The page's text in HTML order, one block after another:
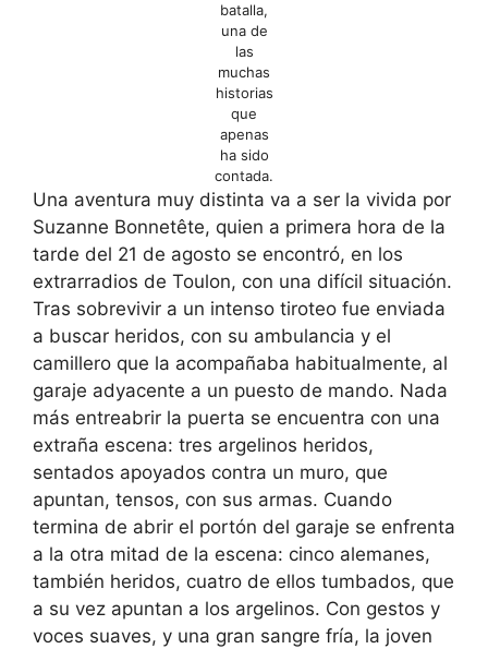
batalla,
una de
las
muchas
historias
que
apenas
ha sido
contada.
Una aventura muy distinta va a ser la vivida por
Suzanne Bonnetête, quien a primera hora de la
tarde del 21 de agosto se encontró, en los
extrarradios de Toulon, con una difícil situación.
Tras sobrevivir a un intenso tiroteo fue enviada
a buscar heridos, con su ambulancia y el
camillero que la acompañaba habitualmente, al
garaje adyacente a un puesto de mando. Nada
más entreabrir la puerta se encuentra con una
extraña escena: tres argelinos heridos,
sentados apoyados contra un muro, que
apuntan, tensos, con sus armas. Cuando
termina de abrir el portón del garaje se enfrenta
a la otra mitad de la escena: cinco alemanes,
también heridos, cuatro de ellos tumbados, que
a su vez apuntan a los argelinos. Con gestos y
voces suaves, y una gran sangre fría, la joven